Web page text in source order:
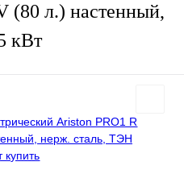
(80 л.) настенный,
кВт